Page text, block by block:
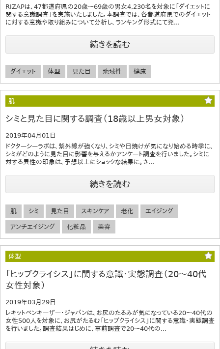
RIZAPは、47都道府県の20歳～69歳の男女4,230名を対象に「ダイエットに
関する意識調査」を実施いたしました。本調査では、各都道府県でのダイエット
に対する意識や取り組みについて分析し、ランキング形式にて発...
続きを読む
ダイエット 体型 見た目 地域性 健康
肌
シミと見た目に関する調査（18歳以上男女対象）
2019年04月01日
ドクターシーラボは、紫外線が強くなり、シミや日焼けが気になり始める時季に、
シミがどのように見た目に影響を与えるかアンケート調査を行いました。シミに
対する異性の印象は、予想以上にショックな結果に。さ...
続きを読む
肌 シミ 見た目 スキンケア 老化 エイジング
アンチエイジング 化粧品 美容
体型
「ヒップクライシス」に関する意識・実態調査（20～40代
女性対象）
2019年03月29日
レキットベンキーザー・ジャパンは、お尻のたるみが気になっている20～40代の
女性500人を対象に、お尻がたるむ「ヒップクライシス」に関する意識・実態調査
を行いました。調査結果はじめに、事前調査で20～40代の...